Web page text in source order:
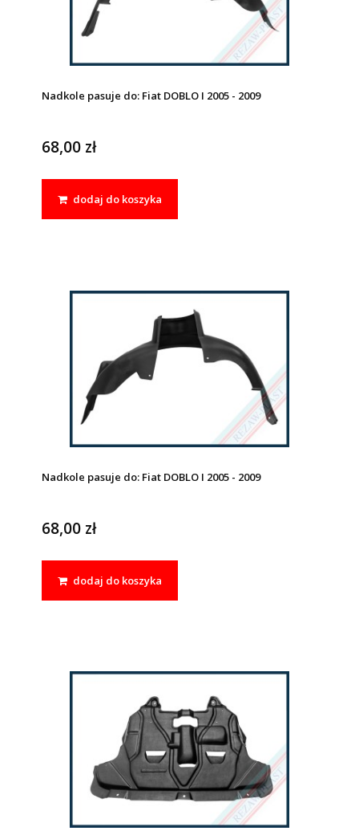
Nadkole pasuje do: Fiat DOBLO I 2005 - 2009
68,00 zł
dodaj do koszyka
Nadkole pasuje do: Fiat DOBLO I 2005 - 2009
68,00 zł
dodaj do koszyka